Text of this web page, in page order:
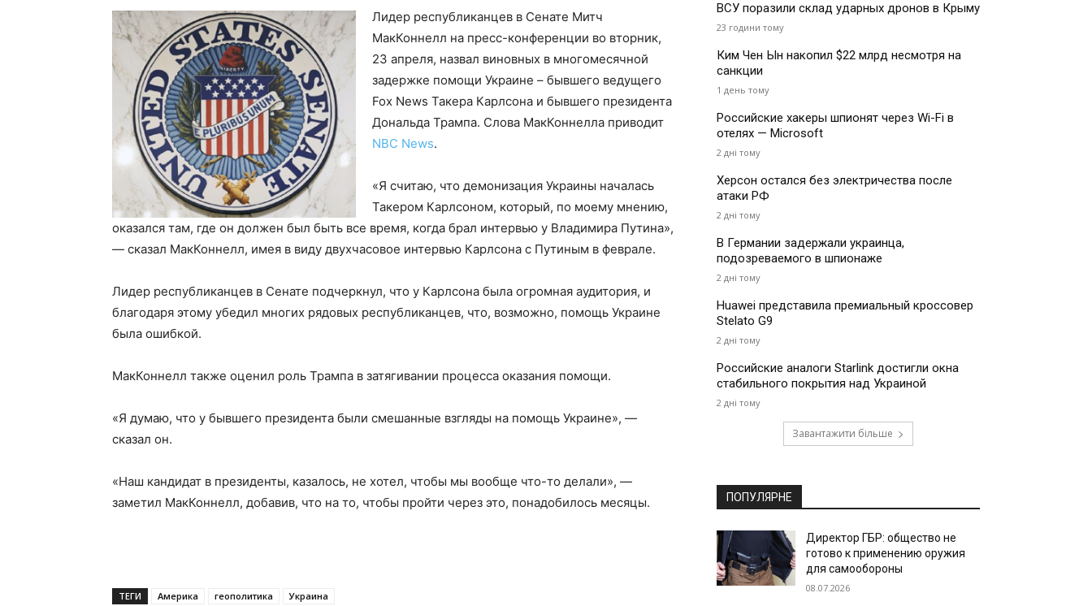
Лидер республиканцев в Сенате Митч
МакКоннелл на пресс-конференции во вторник,
23 апреля, назвал виновных в многомесячной
задержке помощи Украине – бывшего ведущего
Fox News Такера Карлсона и бывшего президента
Дональда Трампа. Слова МакКоннелла приводит
NBC News.
«Я считаю, что демонизация Украины началась
Такером Карлсоном, который, по моему мнению,
оказался там, где он должен был быть все время, когда брал интервью у Владимира Путина»,
— сказал МакКоннелл, имея в виду двухчасовое интервью Карлсона с Путиным в феврале.
Лидер республиканцев в Сенате подчеркнул, что у Карлсона была огромная аудитория, и
благодаря этому убедил многих рядовых республиканцев, что, возможно, помощь Украине
была ошибкой.
МакКоннелл также оценил роль Трампа в затягивании процесса оказания помощи.
«Я думаю, что у бывшего президента были смешанные взгляды на помощь Украине», —
сказал он.
«Наш кандидат в президенты, казалось, не хотел, чтобы мы вообще что-то делали», —
заметил МакКоннелл, добавив, что на то, чтобы пройти через это, понадобилось месяцы.
ТЕГИ Америка геополитика Украина
ВСУ поразили склад ударных дронов в Крыму
23 години тому
Ким Чен Ын накопил $22 млрд несмотря на
санкции
1 день тому
Российские хакеры шпионят через Wi-Fi в
отелях — Microsoft
2 дні тому
Херсон остался без электричества после
атаки РФ
2 дні тому
В Германии задержали украинца,
подозреваемого в шпионаже
2 дні тому
Huawei представила премиальный кроссовер
Stelato G9
2 дні тому
Российские аналоги Starlink достигли окна
стабильного покрытия над Украиной
2 дні тому
Завантажити більше
ПОПУЛЯРНЕ
Директор ГБР: общество не
готово к применению оружия
для самообороны
08.07.2026